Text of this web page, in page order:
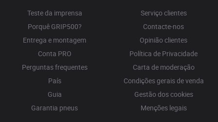
Teste da imprensa
Porquê GRIP500?
Entrega e montagem
Conta PRO
Perguntas frequentes
País
Guia
Garantia pneus
Serviço clientes
Contacte-nos
Opinião clientes
Política de Privacidade
Carta de moderação
Condições gerais de venda
Gestão dos cookies
Menções legais